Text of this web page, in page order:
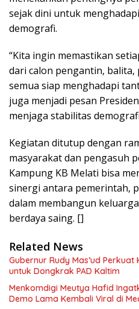
sejak dini untuk
demografi.
“Kita ingin memastikan
dari calon pengantin, balita,
semua siap menghadapi
juga menjadi pesan
menjaga stabilitas
Kegiatan ditutup dengan
masyarakat dan pengasuh
Kampung KB Melati bisa
sinergi antara pemerintah,
dalam membangun
berdaya saing. []
Related News
Gubernur Rudy Mas’ud
untuk Dongkrak PAD Kaltim
Menkomdigi Meutya Hafid
Demo Lama Kembali Viral di